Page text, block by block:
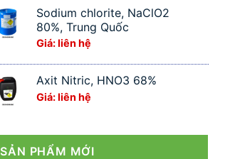
Sodium chlorite, NaClO2
80%, Trung Quốc
Giá: liên hệ
Axit Nitric, HNO3 68%
Giá: liên hệ
SẢN PHẨM MỚI